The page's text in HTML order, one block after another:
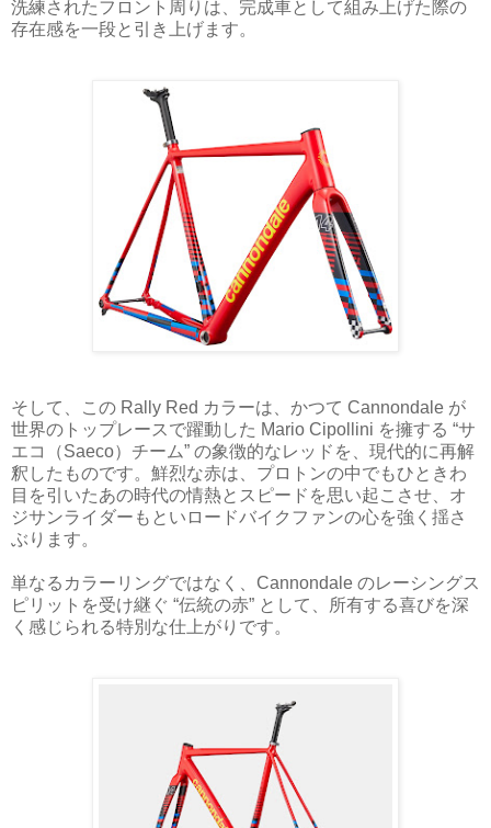
洗練されたフロント周りは、完成車として組み上げた際の
存在感を一段と引き上げます。
そして、この Rally Red カラーは、かつて Cannondale が
世界のトップレースで躍動した Mario Cipollini を擁する “サ
エコ（Saeco）チーム” の象徴的なレッドを、現代的に再解
釈したものです。鮮烈な赤は、プロトンの中でもひときわ
目を引いたあの時代の情熱とスピードを思い起こさせ、オ
ジサンライダーもといロードバイクファンの心を強く揺さ
ぶります。
単なるカラーリングではなく、Cannondale のレーシングス
ピリットを受け継ぐ “伝統の赤” として、所有する喜びを深
く感じられる特別な仕上がりです。